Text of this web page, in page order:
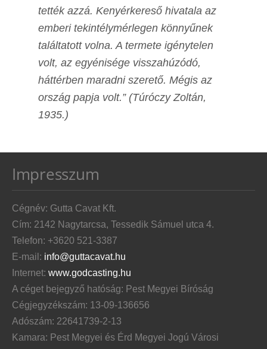
tették azzá. Kenyérkereső hivatala az
emberi tekintélymérlegen könnyűnek
találtatott volna. A termete igénytelen
volt, az egyénisége visszahúzódó,
háttérben maradni szerető. Mégis az
ország papja volt.” (Túróczy Zoltán,
1935.)
Impresszum
Cégnév: Gutta Cavat Kft.
Cím: 2142 Nagytarcsa, Tessedik Sámuel utca 4.
Telefon: +3620 521-3387
E-mail: info@guttacavat.hu
Internet: www.godcasting.hu
A céget bejegyző hatóság: Pest Megyei Bíróság
Cégjegyzékszám: 13-09-136656
Adószám: 22641739-2-13
Kamara: Pest Megyei és Érd Megyei Jogú Városi